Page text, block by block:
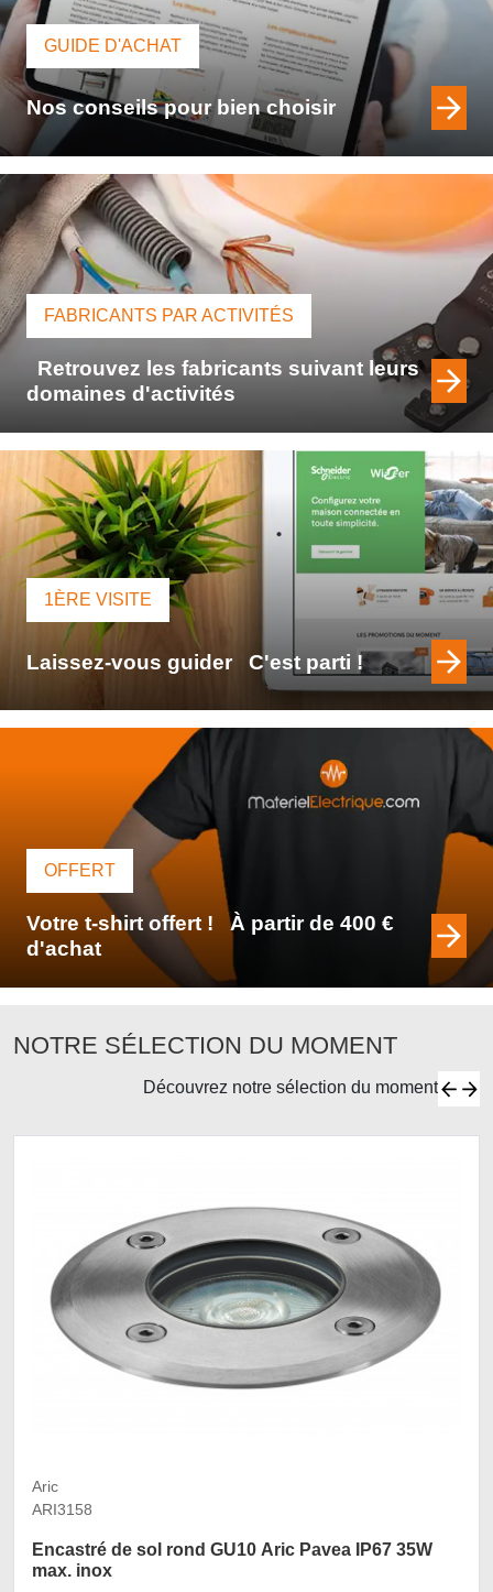
GUIDE D'ACHAT
Nos conseils pour bien choisir
FABRICANTS PAR ACTIVITÉS
Retrouvez les fabricants suivant leurs
domaines d'activités
1ÈRE VISITE
Laissez-vous guider C'est parti !
OFFERT
Votre t-shirt offert !
À partir de 400 €
d'achat
NOTRE SÉLECTION DU MOMENT
Découvrez notre sélection du moment
Aric
ARI3158
Encastré de sol rond GU10 Aric Pavea IP67 35W
max. inox